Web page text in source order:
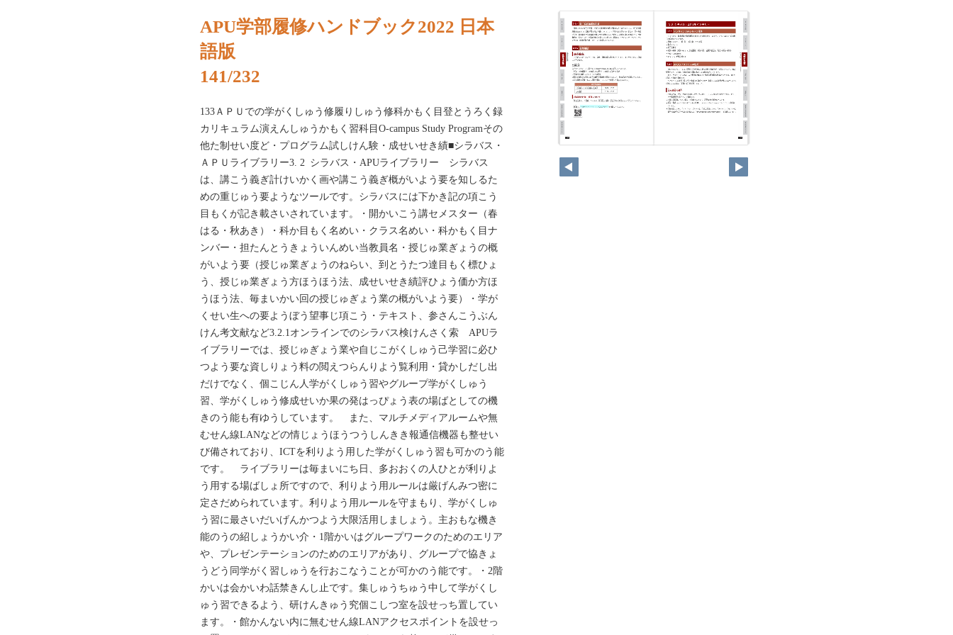
APU学部履修ハンドブック2022 日本
語版
141/232
133ＡＰＵでの学がくしゅう修履りしゅう修科かもく目登とうろく録
カリキュラム演えんしゅうかもく習科目O-campus Study Programその
他た制せい度ど・プログラム試しけん験・成せいせき績■‌シラバス・
ＡＰＵライブラリー3. 2 シラバス・APUライブラリー シラバス
は、講こう義ぎ計けいかく画や講こう義ぎ概がいよう要を知しるた
めの重じゅう要ようなツールです。シラバスには下かき記の項こう
目もくが記き載さいされています。・‌開かいこう講セメスター（春
はる・秋あき）・科か目もく名めい・クラス名めい・‌科かもく目ナ
ンバー・‌担たんとうきょういんめい当教員名・‌授じゅ業ぎょうの概
がいよう要（授じゅ業ぎょうのねらい、到とうたつ達目もく標ひょ
う、授じゅ業ぎょう方ほうほう法、成せいせき績評ひょう価か方ほ
うほう法、毎まいかい回の授じゅぎょう業の概がいよう要）・‌学が
くせい生への要ようぼう望事じ項こう・‌テキスト、参さんこうぶん
けん考文献など3.2.1オンラインでのシラバス検けんさく索 APUラ
イブラリーでは、授じゅぎょう業や自じこがくしゅう己学習に必ひ
つよう要な資しりょう料の閲えつらんりよう覧利用・貸かしだし出
だけでなく、個こじん人学がくしゅう習やグループ学がくしゅう
習、学がくしゅう修成せいか果の発はっぴょう表の場ばとしての機
きのう能も有ゆうしています。 また、マルチメディアルームや無
むせん線LANなどの情じょうほうつうしんきき報通信機器も整せい
び備されており、ICTを利りよう用した学がくしゅう習も可かのう能
です。 ライブラリーは毎まいにち日、多おおくの人ひとが利りよ
う用する場ばしょ所ですので、利りよう用ルールは厳げんみつ密に
定さだめられています。利りよう用ルールを守まもり、学がくしゅ
う習に最さいだいげんかつよう大限活用しましょう。主おもな機き
能のうの紹しょうかい介・‌1階かいはグループワークのためのエリア
や、プレゼンテーションのためのエリアがあり、グループで協きょ
うどう同学がく習しゅうを行おこなうことが可かのう能です。・‌2階
かいは会かいわ話禁きんし止です。集しゅうちゅう中して学がくし
ゅう習できるよう、研けんきゅう究個こしつ室を設せっち置してい
ます。・‌館かんない内に無むせん線LANアクセスポイントを設せっ